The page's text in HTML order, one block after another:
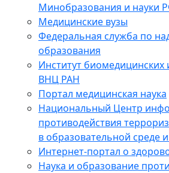
Минобразования и науки
Медицинские вузы
Федеральная служба по
образования
Институт биомедицинских
ВНЦ РАН
Портал медицинская наука
Национальный Центр
противодействия
в образовательной среде
Интернет-портал о
Наука и образование